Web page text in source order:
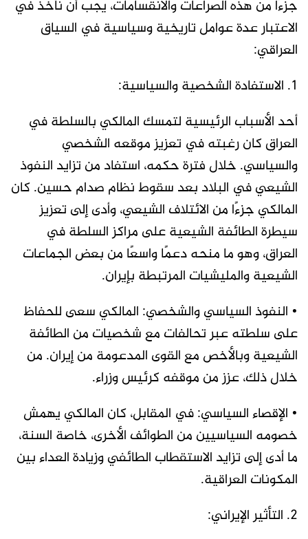
جزءًا من هذه الصراعات والانقسامات، يجب أن نأخذ في
الاعتبار عدة عوامل تاريخية وسياسية في السياق
العراقي:
1. الاستفادة الشخصية والسياسية:
أحد الأسباب الرئيسية لتمسك المالكي بالسلطة في
العراق كان رغبته في تعزيز موقعه الشخصي
والسياسي. خلال فترة حكمه، استفاد من تزايد النفوذ
الشيعي في البلاد بعد سقوط نظام صدام حسين. كان
المالكي جزءًا من الائتلاف الشيعي، وأدى إلى تعزيز
سيطرة الطائفة الشيعية على مراكز السلطة في
العراق، وهو ما منحه دعمًا واسعًا من بعض الجماعات
الشيعية والمليشيات المرتبطة بإيران.
• النفوذ السياسي والشخصي: المالكي سعى للحفاظ
على سلطته عبر تحالفات مع شخصيات من الطائفة
الشيعية وبالأخص مع القوى المدعومة من إيران. من
خلال ذلك، عزز من موقفه كرئيس وزراء.
• الإقصاء السياسي: في المقابل، كان المالكي يهمش
خصومه السياسيين من الطوائف الأخرى، خاصة السنة،
ما أدى إلى تزايد الاستقطاب الطائفي وزيادة العداء بين
المكونات العراقية.
2. التأثير الإيراني: